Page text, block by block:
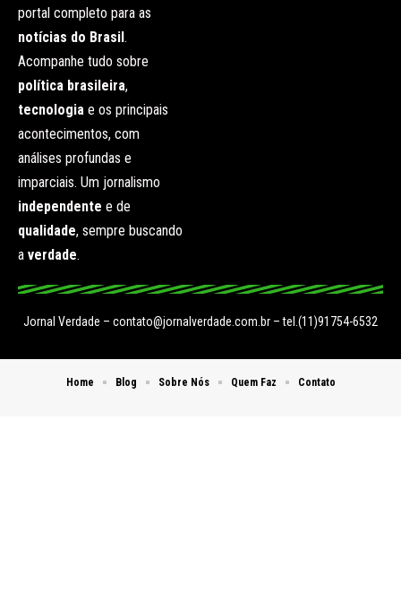
portal completo para as
notícias do Brasil .
Acompanhe tudo sobre
política brasileira,
tecnologia e os principais
acontecimentos, com
análises profundas e
imparciais. Um jornalismo
independente e de
qualidade, sempre buscando
a verdade.
Jornal Verdade – contato@jornalverdade.com.br – tel.(11)91754-6532
Home Blog Sobre Nós Quem Faz Contato